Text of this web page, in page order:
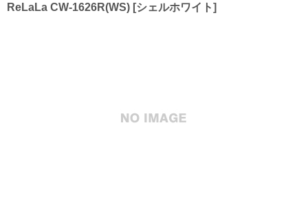
ReLaLa CW-1626R(WS) [シェルホワイト]